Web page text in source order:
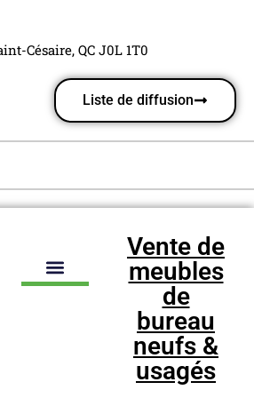
Césaire, QC J0L 1T0
Liste de diffusion
Vente de
meubles
de
bureau
neufs &
usagés